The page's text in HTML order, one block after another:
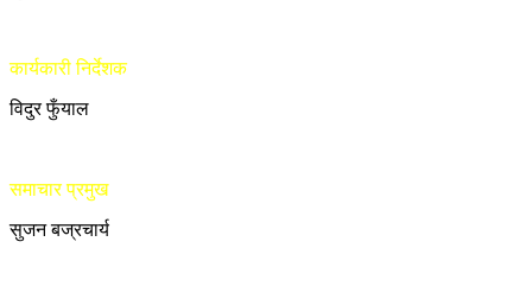
कार्यकारी निर्देशक
विदुर फुँयाल
समाचार प्रमुख
सुजन बज्रचार्य